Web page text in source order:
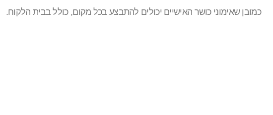
כמובן שאימוני כושר האישיים יכולים להתבצע בכל מקום, כולל בבית הלקוח.